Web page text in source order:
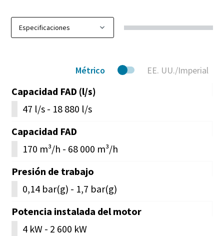
Métrico EE. UU./Imperial
Capacidad FAD (l/s)
47 l/s - 18 880 l/s
Capacidad FAD
170 m³/h - 68 000 m³/h
Presión de trabajo
0,14 bar(g) - 1,7 bar(g)
Potencia instalada del motor
4 kW - 2 600 kW